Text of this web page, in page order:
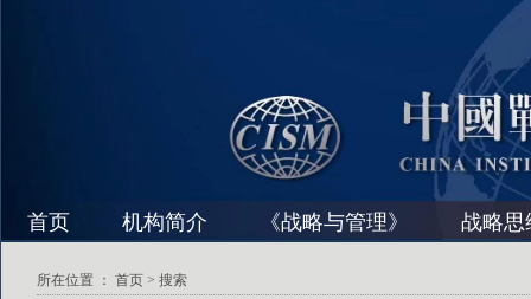
首页 机构简介 《战略与管理》 战略思
所在位置 ： 首页 > 搜索